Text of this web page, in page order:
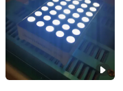
Guangdong, China